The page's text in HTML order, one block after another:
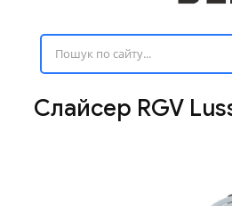
Слайсер RGV